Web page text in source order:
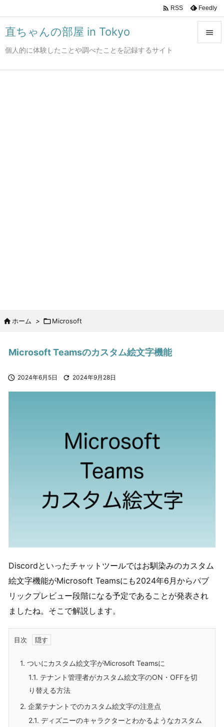
直ちゃんの部屋 in Tokyo
個人的に体験したことや調べたことを記録するサイト

 RSS Feedly
 ホーム > Microsoft
Microsoft Teamsのカスタム絵文字機能
 2024年6月5日  2024年9月28日
Discordといったチャットツールではお馴染みのカスタム
絵文字機能がMicrosoft Teamsにも2024年6月からパブ
リックプレビュー段階になる予定であることが発表され
ましたね。そこで解説します。
目次
1. ついにカスタム絵文字がMicrosoft Teamsに
1.1. テナント管理者がカスタム絵文字のON・OFFを切
り替える方法
2. 企業テナントでのカスタム絵文字の注意点
2.1. ディズニーのキャラクターとわかるようなカスタム